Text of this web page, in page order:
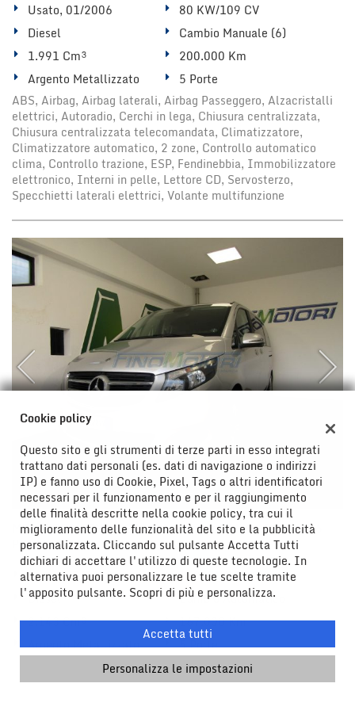
Usato, 01/2006
80 KW/109 CV
Diesel
Cambio Manuale (6)
1.991 Cm³
200.000 Km
Argento Metallizzato
5 Porte
ABS, Airbag, Airbag laterali, Airbag Passeggero, Alzacristalli
elettrici, Autoradio, Cerchi in lega, Chiusura centralizzata,
Chiusura centralizzata telecomandata, Climatizzatore,
Climatizzatore automatico, 2 zone, Controllo automatico
clima, Controllo trazione, ESP, Fendinebbia, Immobilizzatore
elettronico, Interni in pelle, Lettore CD, Servosterzo,
Specchietti laterali elettrici, Volante multifunzione
32.900 Euro
MERCEDES-BENZ V 200 d Automatic 4Matic Compact 6
POSTI
Usato, 07/2018
100 KW/136 CV
Diesel
Cambio Automatico
2.143 Cm³
167.000 Km
Argento Metallizzato
5 Porte
360° camera, Airbag, Airbag laterali, Airbag Passeggero,
Airbag testa, Alzacristalli elettrici, Autoradio, Bluetooth,
Cookie policy
Questo sito e gli strumenti di terze parti in esso integrati
trattano dati personali (es. dati di navigazione o indirizzi
IP) e fanno uso di Cookie, Pixel, Tags o altri identificatori
necessari per il funzionamento e per il raggiungimento
delle finalità descritte nella cookie policy, tra cui il
miglioramento delle funzionalità del sito e la pubblicità
personalizzata. Cliccando sul pulsante Accetta Tutti
dichiari di accettare l'utilizzo di queste tecnologie. In
alternativa puoi personalizzare le tue scelte tramite
l'apposito pulsante. Scopri di più e personalizza.
Accetta tutti
Personalizza le impostazioni